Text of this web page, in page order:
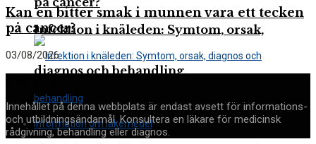
Infektion i knäleden: Symtom, orsak,
diagnos och behandling
Information om läkemedel
Kan en bitter smak i munnen vara ett tecken
på cancer?
03/08/2026
Innehållet på denna webbplats är endast avsett för informations-
och utbildningsändamål. Konsultera en läkare för medicinsk
rådgivning, behandling eller diagnos.